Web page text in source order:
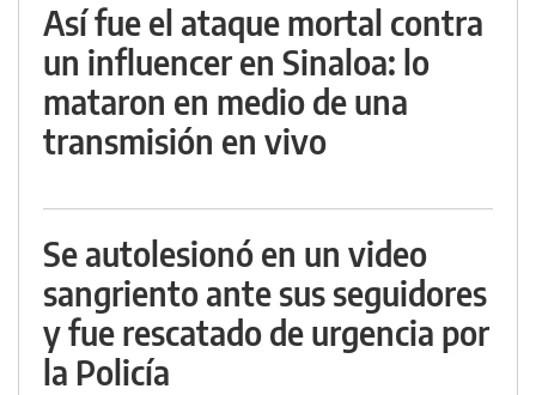
Así fue el ataque mortal contra
un influencer en Sinaloa: lo
mataron en medio de una
transmisión en vivo
Se autolesionó en un video
sangriento ante sus seguidores
y fue rescatado de urgencia por
la Policía